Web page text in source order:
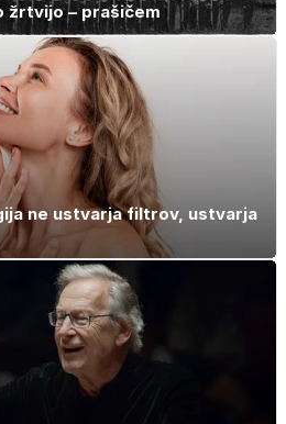
žrtvijo – prašičem
ne ustvarja filtrov, ustvarja